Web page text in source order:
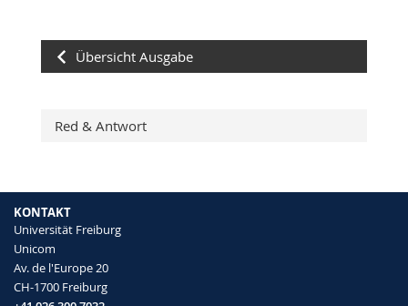
Übersicht Ausgabe
Red & Antwort
KONTAKT
Universität Freiburg
Unicom
Av. de l'Europe 20
CH-1700 Freiburg